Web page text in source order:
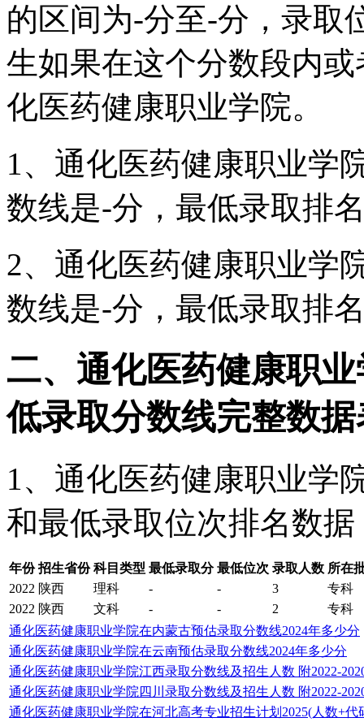
的区间为-分至-分，录取
生如果在这个分数段内
化医药健康职业学院。
1、通化医药健康职业学
数线是-分，最低录取排
2、通化医药健康职业学
数线是-分，最低录取排
二、通化医药健康职
低录取分数线完整数据
1、通化医药健康职业学
和最低录取位次排名数据
年份 招生省份 科目类型 最低录取分 最低位次 录取人数 所在
2022 陕西 理科 - - 3
专科
2022 陕西 文科 - - 2
专科
通化医药健康职业学院在内蒙古预估录取分数线2024年多少分
通化医药健康职业学院在云南预估录取分数线2024年多少分
通化医药健康职业学院江西录取分数线及招生人数 附2022-
通化医药健康职业学院四川录取分数线及招生人数 附2022-
通化医药健康职业学院在河北高考专业招生计划2025(人数+代